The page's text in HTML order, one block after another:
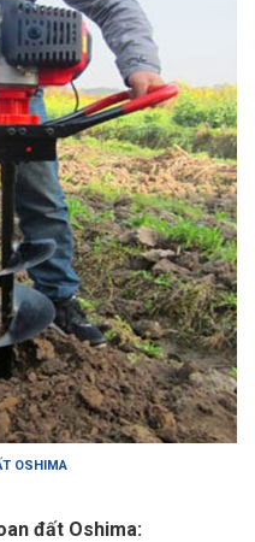
OSHIMA
đất Oshima: